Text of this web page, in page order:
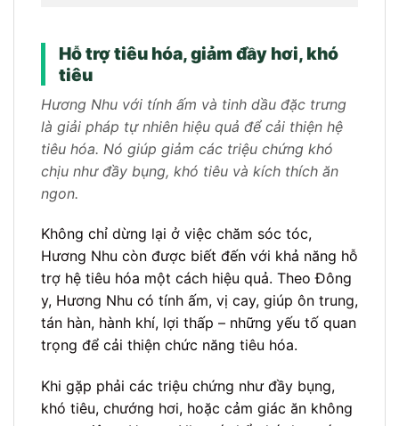
Hỗ trợ tiêu hóa, giảm đầy hơi, khó
tiêu
Hương Nhu với tính ấm và tinh dầu đặc trưng
là giải pháp tự nhiên hiệu quả để cải thiện hệ
tiêu hóa. Nó giúp giảm các triệu chứng khó
chịu như đầy bụng, khó tiêu và kích thích ăn
ngon.
Không chỉ dừng lại ở việc chăm sóc tóc,
Hương Nhu còn được biết đến với khả năng hỗ
trợ hệ tiêu hóa một cách hiệu quả. Theo Đông
y, Hương Nhu có tính ấm, vị cay, giúp ôn trung,
tán hàn, hành khí, lợi thấp – những yếu tố quan
trọng để cải thiện chức năng tiêu hóa.
Khi gặp phải các triệu chứng như đầy bụng,
khó tiêu, chướng hơi, hoặc cảm giác ăn không